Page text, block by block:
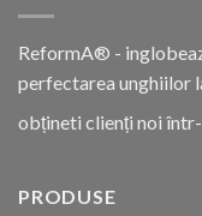
ReformA® -
perfectarea unghiilor
obțineti clienți noi
PRODUSE